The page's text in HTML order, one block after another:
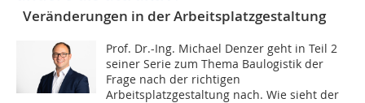
Veränderungen in der Arbeitsplatzgestaltung
Prof. Dr.-Ing. Michael Denzer geht in Teil 2
seiner Serie zum Thema Baulogistik der
Frage nach der richtigen
Arbeitsplatzgestaltung nach. Wie sieht der